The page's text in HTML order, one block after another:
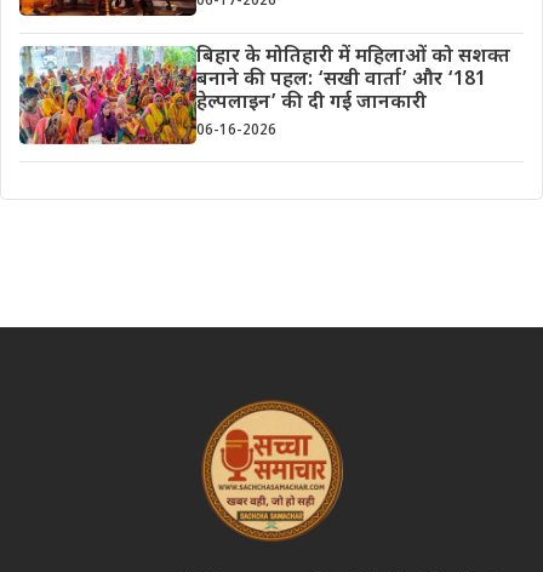
बिहार के मोतिहारी में महिलाओं को सशक्त
बनाने की पहल: ‘सखी वार्ता’ और ‘181
हेल्पलाइन’ की दी गई जानकारी
06-16-2026